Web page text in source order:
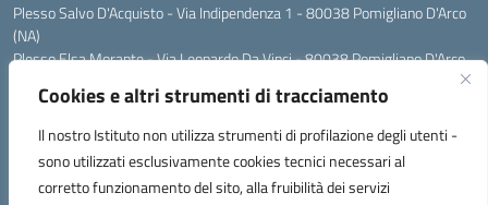
Cookies e altri strumenti di tracciamento
Il nostro Istituto non utilizza strumenti di profilazione degli utenti -
sono utilizzati esclusivamente cookies tecnici necessari al
corretto funzionamento del sito, alla fruibilità dei servizi
Plesso Salvo D'Acquisto - Via Indipendenza 1 - 80038 Pomigliano D'Arco
(NA)
Plesso Elsa Morante - Via Leonardo Da Vinci - 80038 Pomigliano D'Arco
Plesso Leone - Via Pascoli - 80038 Pomigliano D'Arco (NA)
Tel.:0813177304 - Mail: naic8g1003@istruzione.it - Pec:
Codice Univoco ufficio: UIECQ7
codice Meccanografico: NAIC8G1003